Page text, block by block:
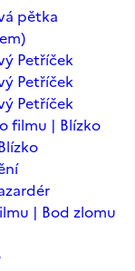
pětka
Petříček
Petříček
Petříček
filmu | Blízko
| Bod zlomu